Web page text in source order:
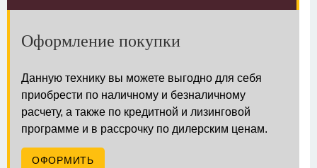
Оформление покупки
Данную технику вы можете выгодно для себя
приобрести по наличному и безналичному
расчету, а также по кредитной и лизинговой
программе и в рассрочку по дилерским ценам.
ОФОРМИТЬ